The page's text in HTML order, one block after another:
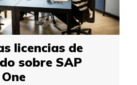
licencias de
sobre SAP